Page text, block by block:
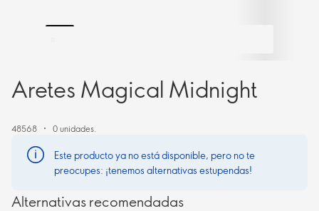
Aretes Magical Midnight
48568 0 unidades.
Este producto ya no está disponible, pero no te
preocupes: ¡tenemos alternativas estupendas!
Alternativas recomendadas